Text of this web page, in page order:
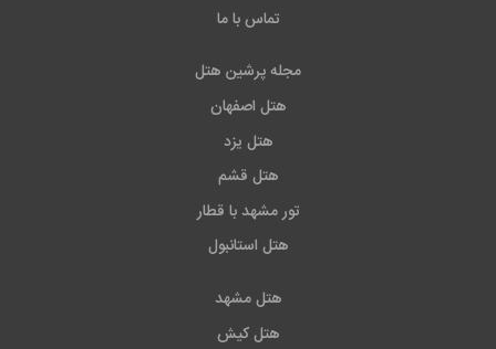
تماس با ما
مجله پرشین هتل
هتل اصفهان
هتل یزد
هتل قشم
تور مشهد با قطار
هتل استانبول
هتل مشهد
هتل کیش